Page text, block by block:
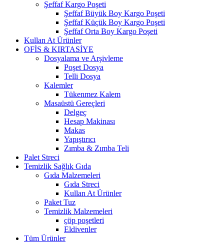
Şeffaf Kargo Poşeti
Şeffaf Büyük Boy Kargo Poşeti
Şeffaf Küçük Boy Kargo Poşeti
Şeffaf Orta Boy Kargo Poşeti
Kullan At Ürünler
OFİS & KIRTASİYE
Dosyalama ve Arşivleme
Poşet Dosya
Telli Dosya
Kalemler
Tükenmez Kalem
Masaüstü Gereçleri
Delgeç
Hesap Makinası
Makas
Yapıştırıcı
Zımba & Zımba Teli
Palet Streci
Temizlik Sağlık Gıda
Gıda Malzemeleri
Gıda Streci
Kullan At Ürünler
Paket Tuz
Temizlik Malzemeleri
çöp poşetleri
Eldivenler
Tüm Ürünler